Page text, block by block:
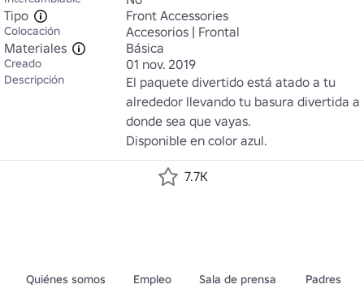
Tipo
Front Accessories
Colocación
Accesorios | Frontal
Materiales
Básica
Creado 01 nov. 2019
Descripción
El paquete divertido está atado a tu
alrededor llevando tu basura divertida a
donde sea que vayas.
Disponible en color azul.
7.7K
Quiénes somos Empleo Sala de prensa Padres